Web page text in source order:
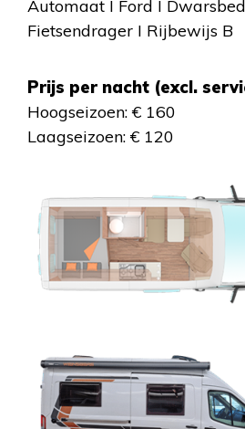
Automaat I Ford I
Fietsendrager I Rijbewijs B
Prijs per nacht (excl.
Hoogseizoen: € 160
Laagseizoen: € 120